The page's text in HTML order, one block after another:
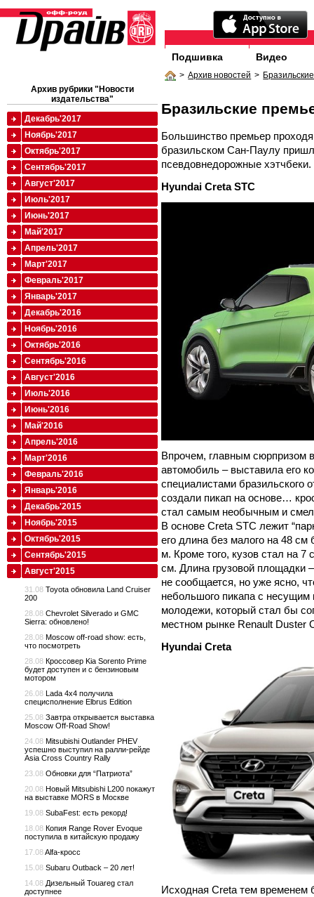
Подшивка Видео
> Архив новостей >
Бразильские
Большинство премьер
бразильском Сан-Паулу
псевдовнедорожные хэтчбеки.
Hyundai Creta STC
Впрочем, главным сюрпризом
автомобиль – выставила его
специалистами бразильского
создали пикап на основе…
стал самым необычным и
В основе Creta STC лежит
его длина без малого на 48
м. Кроме того, кузов стал на
см. Длина грузовой площадки
не сообщается, но уже ясно,
небольшого пикапа с несущим
молодежи, который стал бы
местном рынке Renault Duster
Hyundai Creta
Исходная Creta тем временем
Архив рубрики "Новости
издательства"
Декабрь'2017
Ноябрь'2017
Октябрь'2017
Сентябрь'2017
Август'2017
Июль'2017
Июнь'2017
Май'2017
Апрель'2017
Март'2017
Февраль'2017
Январь'2017
Декабрь'2016
Ноябрь'2016
Октябрь'2016
Сентябрь'2016
Август'2016
Июль'2016
Июнь'2016
Май'2016
Апрель'2016
Март'2016
Февраль'2016
Январь'2016
Декабрь'2015
Ноябрь'2015
Октябрь'2015
Сентябрь'2015
Август'2015
31.08 Toyota обновила Land Cruiser
200
28.08 Chevrolet Silverado и GMC
Sierra: обновлено!
28.08 Moscow off-road show: есть,
что посмотреть
28.08 Кроссовер Kia Sorento Prime
будет доступен и с бензиновым
мотором
26.08 Lada 4x4 получила
специсполнение Elbrus Edition
25.08 Завтра открывается выставка
Moscow Off-Road Show!
24.08 Mitsubishi Outlander PHEV
успешно выступил на ралли-рейде
Asia Cross Country Rally
23.08 Обновки для “Патриота”
20.08 Новый Mitsubishi L200 покажут
на выставке MORS в Москве
19.08 SubaFest: есть рекорд!
18.08 Копия Range Rover Evoque
поступила в китайскую продажу
17.08Alfa-кросс
15.08 Subaru Outback – 20 лет!
14.08 Дизельный Touareg стал
доступнее